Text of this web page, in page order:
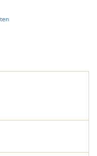
Slim Fit. für